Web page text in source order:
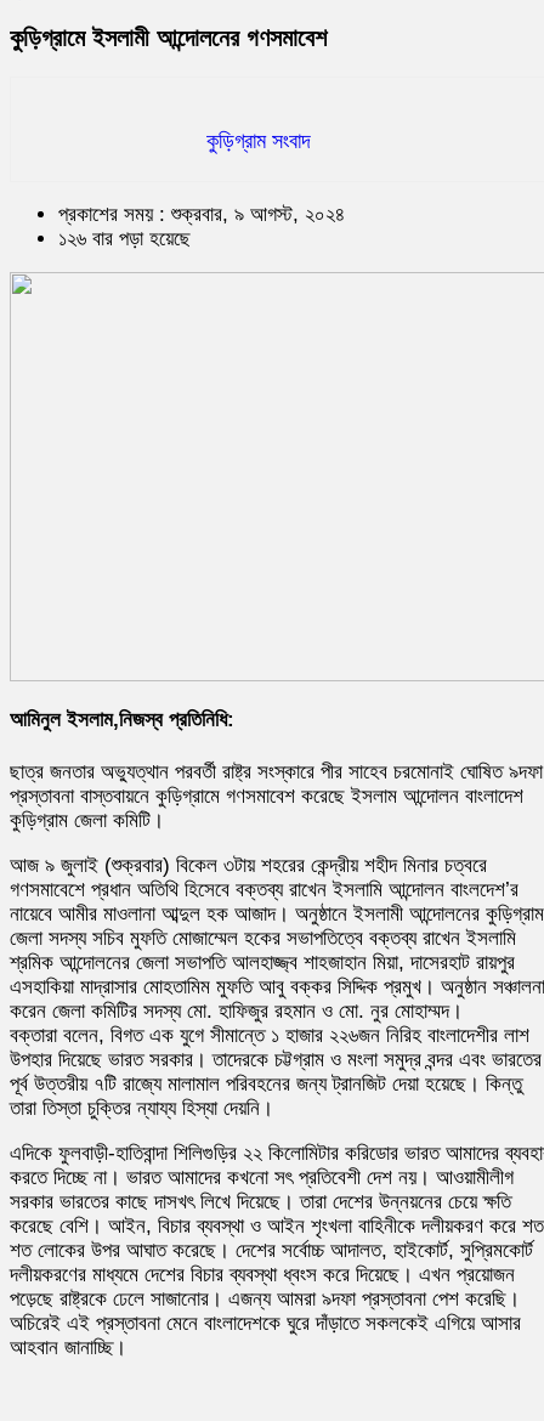
কুড়িগ্রামে ইসলামী আন্দোলনের গণসমাবেশ
কুড়িগ্রাম সংবাদ
প্রকাশের সময় : শুক্রবার, ৯ আগস্ট, ২০২৪
১২৬ বার পড়া হয়েছে
আমিনুল ইসলাম,নিজস্ব প্রতিনিধি:
ছাত্র জনতার অভ্যুত্থান পরবর্তী রাষ্ট্র সংস্কারে পীর সাহেব চরমোনাই ঘোষিত ৯দফা
প্রস্তাবনা বাস্তবায়নে কুড়িগ্রামে গণসমাবেশ করেছে ইসলাম আন্দোলন বাংলাদেশ
কুড়িগ্রাম জেলা কমিটি।
আজ ৯ জুলাই (শুক্রবার) বিকেল ৩টায় শহরের কেন্দ্রীয় শহীদ মিনার চত্বরে
গণসমাবেশে প্রধান অতিথি হিসেবে বক্তব্য রাখেন ইসলামি আন্দোলন বাংলদেশ’র
নায়েবে আমীর মাওলানা আব্দুল হক আজাদ। অনুষ্ঠানে ইসলামী আন্দোলনের কুড়িগ্রাম
জেলা সদস্য সচিব মুফতি মোজাম্মেল হকের সভাপতিত্বে বক্তব্য রাখেন ইসলামি
শ্রমিক আন্দোলনের জেলা সভাপতি আলহাজ্জ্ব শাহজাহান মিয়া, দাসেরহাট রায়পুর
এসহাকিয়া মাদ্রাসার মোহতামিম মুফতি আবু বক্কর সিদ্দিক প্রমুখ। অনুষ্ঠান সঞ্চালনা
করেন জেলা কমিটির সদস্য মো. হাফিজুর রহমান ও মো. নুর মোহাম্মদ।
বক্তারা বলেন, বিগত এক যুগে সীমান্তে ১ হাজার ২২৬জন নিরিহ বাংলাদেশীর লাশ
উপহার দিয়েছে ভারত সরকার। তাদেরকে চট্টগ্রাম ও মংলা সমুদ্র বন্দর এবং ভারতের
পূর্ব উত্তরীয় ৭টি রাজ্যে মালামাল পরিবহনের জন্য ট্রানজিট দেয়া হয়েছে। কিন্তু
তারা তিস্তা চুক্তির ন্যায্য হিস্যা দেয়নি।
এদিকে ফুলবাড়ী-হাতিবান্দা শিলিগুড়ির ২২ কিলোমিটার করিডোর ভারত আমাদের
করতে দিচ্ছে না। ভারত আমাদের কখনো সৎ প্রতিবেশী দেশ নয়। আওয়ামীলীগ
সরকার ভারতের কাছে দাসখৎ লিখে দিয়েছে। তারা দেশের উন্নয়নের চেয়ে ক্ষতি
করেছে বেশি। আইন, বিচার ব্যবস্থা ও আইন শৃংখলা বাহিনীকে দলীয়করণ করে শত
শত লোকের উপর আঘাত করেছে। দেশের সর্বোচ্চ আদালত, হাইকোর্ট, সুপ্রিমকোর্ট
দলীয়করণের মাধ্যমে দেশের বিচার ব্যবস্থা ধ্বংস করে দিয়েছে। এখন প্রয়োজন
পড়েছে রাষ্ট্রকে ঢেলে সাজানোর। এজন্য আমরা ৯দফা প্রস্তাবনা পেশ করেছি।
অচিরেই এই প্রস্তাবনা মেনে বাংলাদেশকে ঘুরে দাঁড়াতে সকলকেই এগিয়ে আসার
আহবান জানাচ্ছি।